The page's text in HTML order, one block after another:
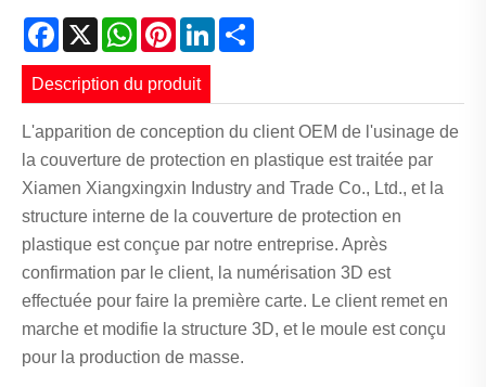
Facebook
X WhatsApp
PinterestLinkedIn
Description du produit
L'apparition de conception du client OEM de l'usinage de
la couverture de protection en plastique est traitée par
Xiamen Xiangxingxin Industry and Trade Co., Ltd., et la
structure interne de la couverture de protection en
plastique est conçue par notre entreprise. Après
confirmation par le client, la numérisation 3D est
effectuée pour faire la première carte. Le client remet en
marche et modifie la structure 3D, et le moule est conçu
pour la production de masse.